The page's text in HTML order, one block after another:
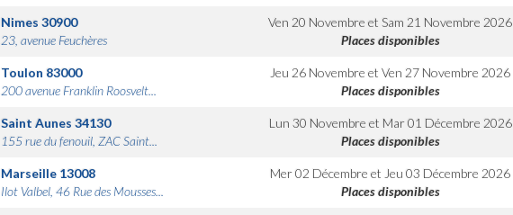
Nimes 30900
23, avenue Feuchères
Ven 20 Novembre etSam 21 Novembre 2026
Places disponibles
Toulon 83000
200 avenue Franklin Roosvelt...
Jeu 26 Novembre etVen 27 Novembre 2026
Places disponibles
Saint Aunes 34130
155 rue du fenouil, ZAC Saint...
Lun 30 Novembre et Mar 01 Décembre 2026
Places disponibles
Marseille 13008
Ilot Valbel, 46 Rue des Mousses...
Mer 02 Décembre et Jeu 03 Décembre 2026
Places disponibles